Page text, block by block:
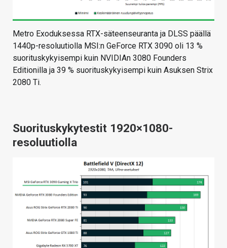
Metro Exoduksessa RTX-säteenseuranta ja DLSS päällä
1440p-resoluutiolla MSI:n GeForce RTX 3090 oli 13 %
suorituskykyisempi kuin NVIDIAn 3080 Founders
Editionilla ja 39 % suorituskykyisempi kuin Asuksen Strix
2080 Ti.
Suorituskykytestit 1920×1080-
resoluutiolla